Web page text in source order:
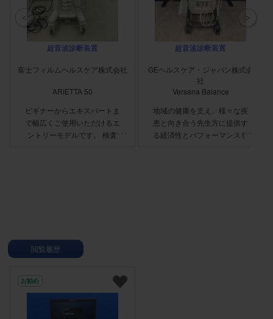
超音波診断装置
富士フィルムヘルスケア株式会社
ARIETTA 50
ビギナーからエキスパートま
で幅広くご使用いただけるエ
ントリーモデルです。 検査
りやすいユーザーインターフ
ェース ●21.5インチワイドモ
超音波診断装置
GEヘルスケア・ジャパン株式会
社
Versana Balance
地域の健康を支え、様々な疾
患と向き合う先生方に提供す
る経済性とパフォーマンスを
閲覧履歴
お勧め